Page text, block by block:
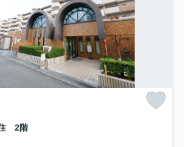
住 2階